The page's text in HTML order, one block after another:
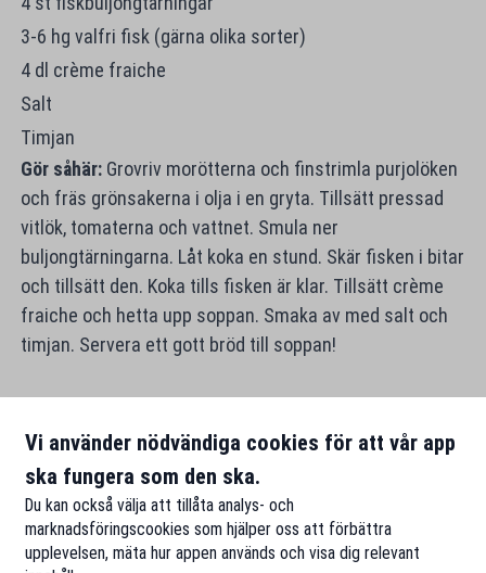
3-6 hg valfri fisk (gärna olika sorter)
4 dl crème fraiche
Salt
Timjan
Gör såhär:Grovriv morötterna och finstrimla purjolöken
och fräs grönsakerna i olja i en gryta. Tillsätt pressad
vitlök, tomaterna och vattnet. Smula ner
buljongtärningarna. Låt koka en stund. Skär fisken i bitar
och tillsätt den. Koka tills fisken är klar. Tillsätt crème
fraiche och hetta upp soppan. Smaka av med salt och
timjan. Servera ett gott bröd till soppan!
Vi använder nödvändiga cookies för att vår app
ska fungera som den ska.
Du kan också välja att tillåta analys- och
marknadsföringscookies som hjälper oss att förbättra
upplevelsen, mäta hur appen används och visa dig relevant